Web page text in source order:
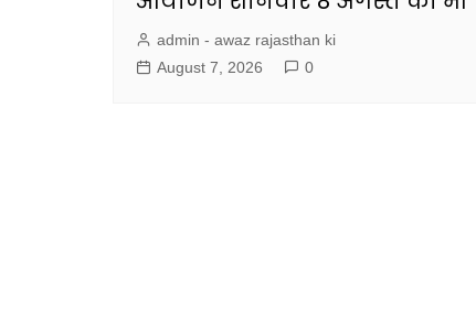
admin - awaz rajasthan ki
August 7, 2026
0